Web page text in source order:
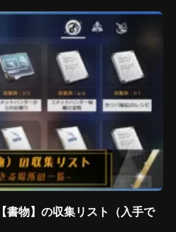
書物】の収集リスト（入手で